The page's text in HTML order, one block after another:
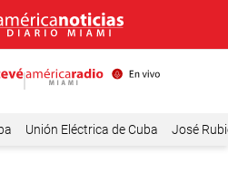
Unión Eléctrica de Cuba José